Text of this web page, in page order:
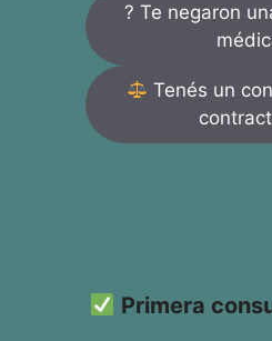
? Te negaron
Tenés un
Primera